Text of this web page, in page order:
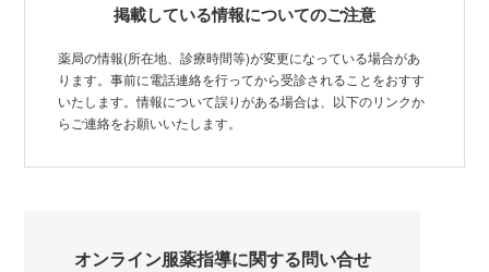
掲載している情報についてのご注意
薬局の情報(所在地、診療時間等)が変更になっている場合があ
ります。事前に電話連絡を行ってから受診されることをおすす
いたします。情報について誤りがある場合は、以下のリンクか
らご連絡をお願いいたします。
オンライン服薬指導に関する問い合せ